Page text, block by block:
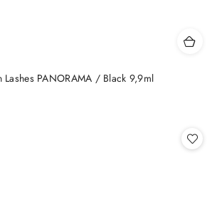
PANORAMA / Black 9,9ml